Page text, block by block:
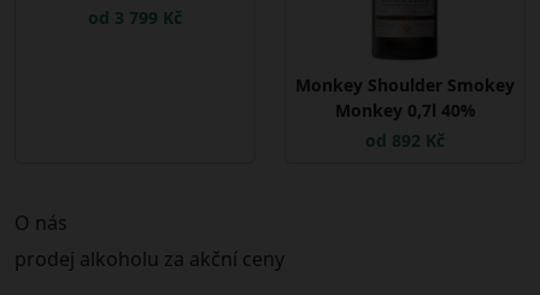
od 3 799 Kč
Monkey Shoulder Smokey
Monkey 0,7l 40%
od 892 Kč
O nás
prodej alkoholu za akční ceny